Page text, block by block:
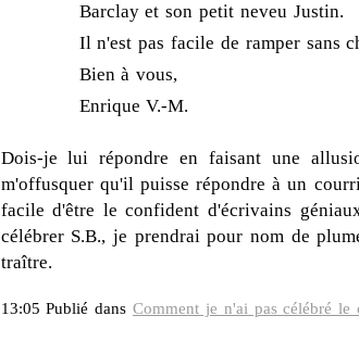
Barclay et son petit neveu Justin.
Il n'est pas facile de ramper sans
Bien à vous,
Enrique V.-M.
Dois-je lui répondre en faisant une
m'offusquer qu'il puisse répondre à un
facile d'être le confident d'écrivains
célébrer S.B., je prendrai pour nom de
traître.
13:05 Publié dansComment je n'ai pas célébré le